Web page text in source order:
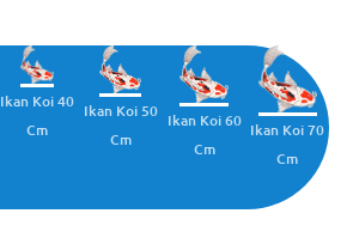
Ikan Koi 40
Cm
Ikan Koi 50
Cm
Ikan Koi 60
Cm
Ikan Koi 70
Cm